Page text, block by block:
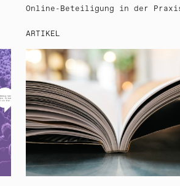
Online-Beteiligung in der
ARTIKEL